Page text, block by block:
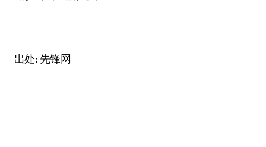
出处: 先锋网